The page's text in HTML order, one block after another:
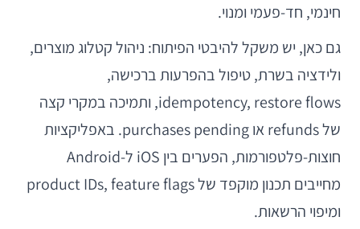
חינמי, חד-פעמי ומנוי.
גם כאן, יש משקל להיבטי הפיתוח: ניהול קטלוג מוצרים,
ולידציה בשרת, טיפול בהפרעות ברכישה,
idempotency, restore flows, ותמיכה במקרי קצה
של refunds או purchases pending. באפליקציות
חוצות-פלטפורמות, הפערים בין iOS ל-Android
מחייבים תכנון מוקפד של product IDs, feature flags
ומיפוי הרשאות.